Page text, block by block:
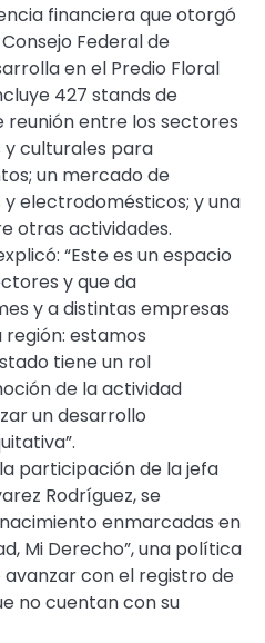
financiera que otorgó
Federal de
en el Predio Floral
427 stands de
reunión entre los sectores
y culturales para
un mercado de
electrodomésticos; y una
otras actividades.
“Este es un espacio
y que da
y a distintas empresas
estamos
tiene un rol
de la actividad
un desarrollo
participación de la jefa
Rodríguez, se
enmarcadas en
Mi Derecho”, una política
con el registro de
no cuentan con su